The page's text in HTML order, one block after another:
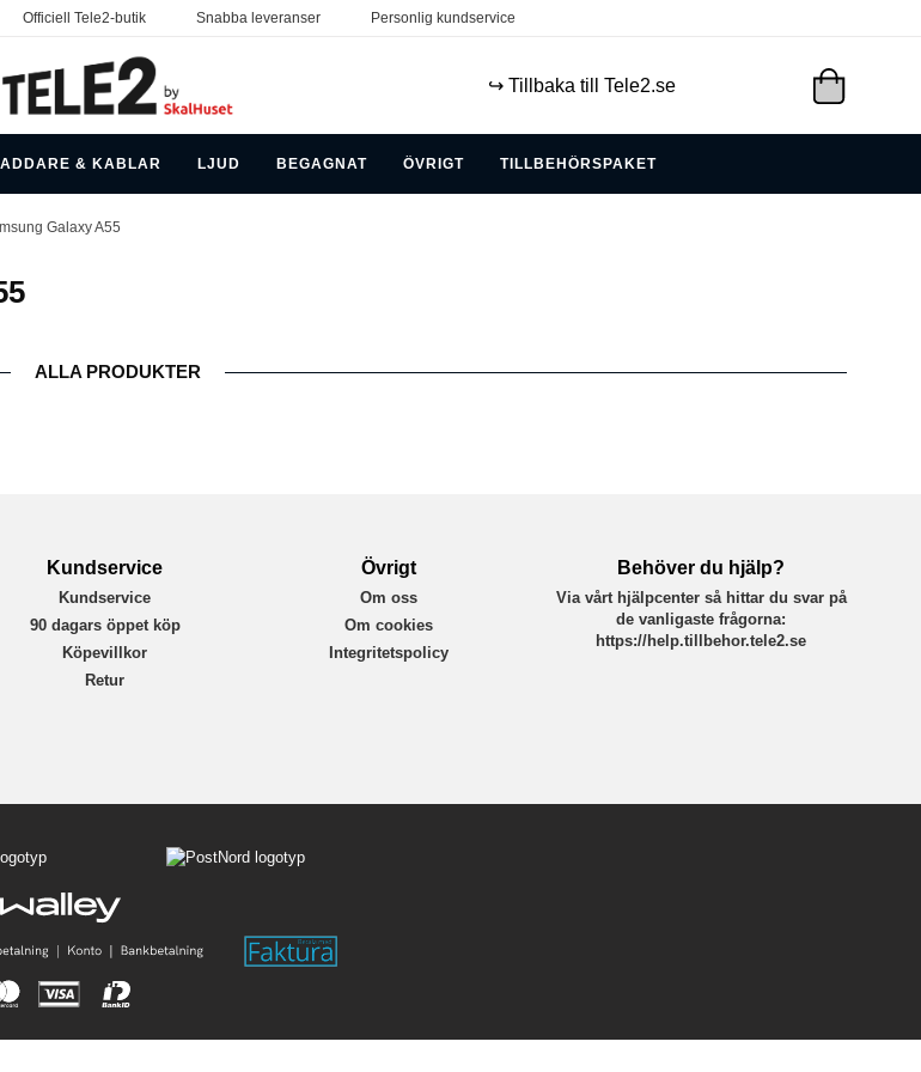
Officiell Tele2-butik Snabba leveranser Personlig kundservice
↪️ Tillbaka till Tele2.se
& KABLAR LJUD BEGAGNAT ÖVRIGT TILLBEHÖRSPAKET
Galaxy A55
ALLA PRODUKTER
Kundservice
Kundservice
90 dagars öppet köp
Köpevillkor
Retur
Övrigt
Om oss
Om cookies
Integritetspolicy
Behöver du hjälp?
Via vårt hjälpcenter så hittar du svar på
de vanligaste frågorna:
https://help.tillbehor.tele2.se